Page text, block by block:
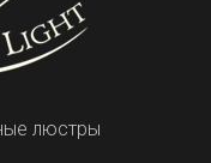
люстры